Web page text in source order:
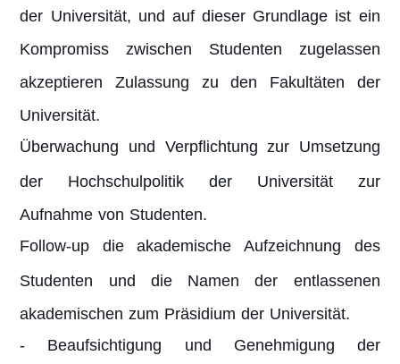
der Universität, und auf dieser Grundlage ist ein
Kompromiss zwischen Studenten zugelassen
akzeptieren Zulassung zu den Fakultäten der
Universität.
Überwachung und Verpflichtung zur Umsetzung
der Hochschulpolitik der Universität zur
Aufnahme von Studenten.
Follow-up die akademische Aufzeichnung des
Studenten und die Namen der entlassenen
akademischen zum Präsidium der Universität.
- Beaufsichtigung und Genehmigung der